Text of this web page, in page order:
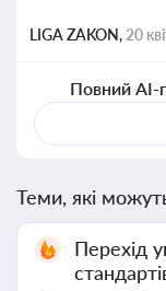
LIGA ZAKON, 20
Повний AI-
Теми, які
Перехід